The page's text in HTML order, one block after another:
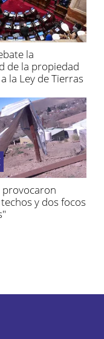
la
de la propiedad
la Ley de Tierras
provocaron
y dos focos